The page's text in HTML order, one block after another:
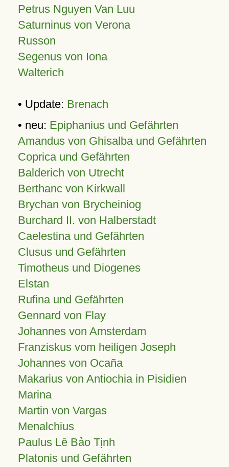
Petrus Nguyen Van Luu
Saturninus von Verona
Russon
Segenus von Iona
Walterich
• Update: Brenach
• neu: Epiphanius und Gefährten
Amandus von Ghisalba und Gefährten
Coprica und Gefährten
Balderich von Utrecht
Berthanc von Kirkwall
Brychan von Brycheiniog
Burchard II. von Halberstadt
Caelestina und Gefährten
Clusus und Gefährten
Timotheus und Diogenes
Elstan
Rufina und Gefährten
Gennard von Flay
Johannes von Amsterdam
Franziskus vom heiligen Joseph
Johannes von Ocaña
Makarius von Antiochia in Pisidien
Marina
Martin von Vargas
Menalchius
Paulus Lê Bảo Tịnh
Platonis und Gefährten